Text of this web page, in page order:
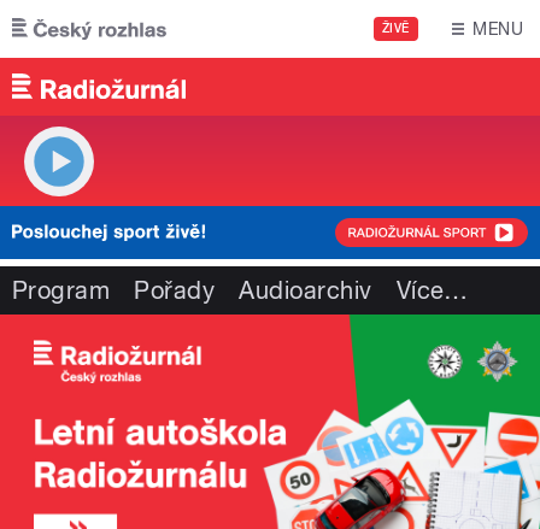
Přejít k hlavnímu obsahu
ŽIVĚ MENU
Program Pořady Audioarchiv Více…